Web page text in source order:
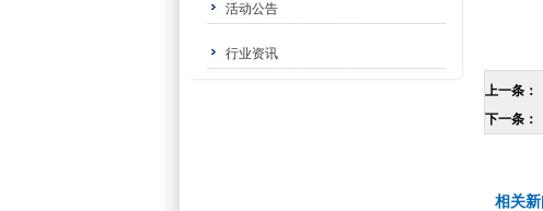
活动公告
行业资讯
上一条：
下一条：
相关新